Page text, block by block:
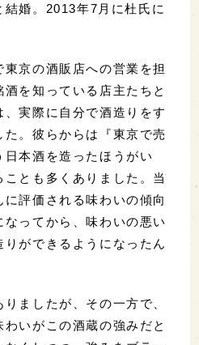
結婚。2013年7月に杜氏に
東京の酒販店への営業を担
を知っている店主たちと
実際に自分で酒造りをす
。彼らからは『東京で売
本酒を造ったほうがい
とも多くありました。当
評価される味わいの傾向
ってから、味わいの悪い
ができるようになったん
ましたが、その一方で、
いがこの酒蔵の強みだと